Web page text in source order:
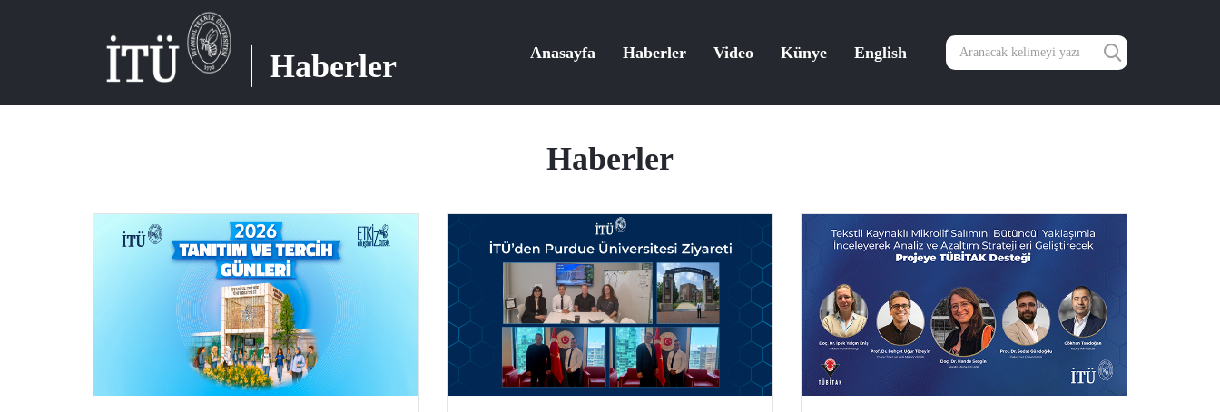
Haberler Anasayfa Haberler Video Künye English
Haberler